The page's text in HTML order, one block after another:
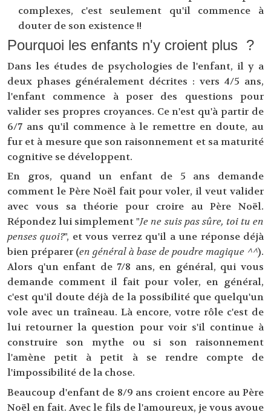
complexes, c'est seulement qu'il commence à
douter de son existence !!
Pourquoi les enfants n'y croient plus ?
Dans les études de psychologies de l'enfant, il y a
deux phases généralement décrites : vers 4/5 ans,
l'enfant commence à poser des questions pour
valider ses propres croyances. Ce n'est qu'à partir de
6/7 ans qu'il commence à le remettre en doute, au
fur et à mesure que son raisonnement et sa maturité
cognitive se développent.
En gros, quand un enfant de 5 ans demande
comment le Père Noël fait pour voler, il veut valider
avec vous sa théorie pour croire au Père Noël.
Répondez lui simplement "Je ne suis pas sûre, toi tu en
penses quoi?", et vous verrez qu'il a une réponse déjà
bien préparer (en général à base de poudre magique ^^).
Alors q'un enfant de 7/8 ans, en général, qui vous
demande comment il fait pour voler, en général,
c'est qu'il doute déjà de la possibilité que quelqu'un
vole avec un traîneau. Là encore, votre rôle c'est de
lui retourner la question pour voir s'il continue à
construire son mythe ou si son raisonnement
l'amène petit à petit à se rendre compte de
l'impossibilité de la chose.
Beaucoup d'enfant de 8/9 ans croient encore au Père
Noël en fait. Avec le fils de l'amoureux, je vous avoue